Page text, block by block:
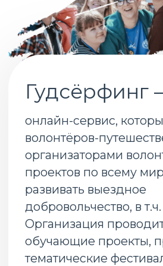
Подробнее о школе
помощью нейросетей,
интеллекта, а также современных
цифровых сервисов.
Партнёры